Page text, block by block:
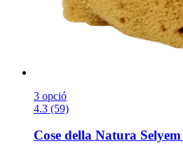
3 opció
4.3 (59)
Cose della Natura